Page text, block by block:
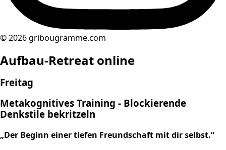
© 2026 gribougramme.com
Aufbau-Retreat online
Freitag
Metakognitives Training - Blockierende
Denkstile bekritzeln
„Der Beginn einer tiefen Freundschaft mit dir selbst.“